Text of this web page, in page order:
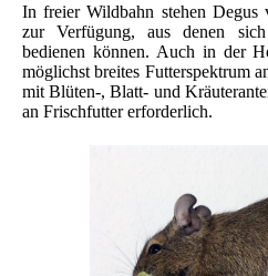
In freier Wildbahn stehen Degus
zur Verfügung, aus denen
bedienen können. Auch in der
möglichst breites Futterspektrum
mit Blüten-, Blatt- und
an Frischfutter erforderlich.